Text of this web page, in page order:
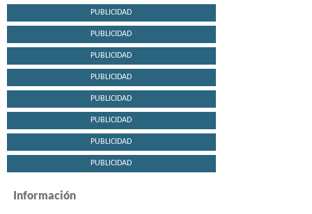
PUBLICIDAD
PUBLICIDAD
PUBLICIDAD
PUBLICIDAD
PUBLICIDAD
PUBLICIDAD
PUBLICIDAD
PUBLICIDAD
Información